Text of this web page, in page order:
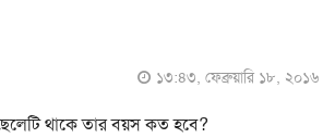
১৩:৪৩, ফেব্রুয়ারি ১৮, ২০১৬
থাকে তার বয়স কত হবে?